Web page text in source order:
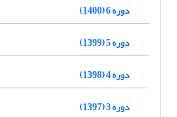
دوره 6 (1400)
دوره 5 (1399)
دوره 4 (1398)
دوره 3 (1397)